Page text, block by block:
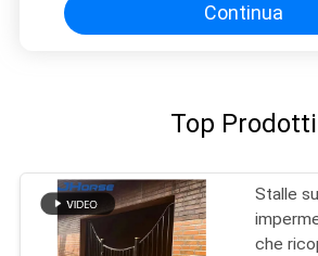
Continua
Top Prodotti
Stalle
che